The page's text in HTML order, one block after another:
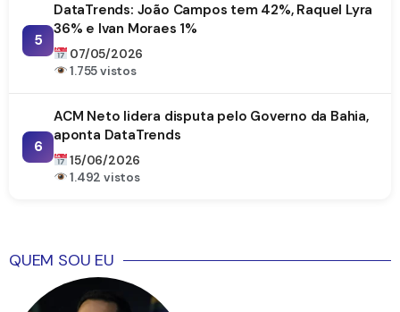
5
DataTrends: João Campos tem 42%, Raquel Lyra
36% e Ivan Moraes 1%
07/05/2026
1.755 vistos
6
ACM Neto lidera disputa pelo Governo da Bahia,
aponta DataTrends
15/06/2026
1.492 vistos
QUEM SOU EU